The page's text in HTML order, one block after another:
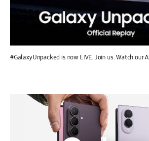
#GalaxyUnpacked is now LIVE. Join us. Watch our